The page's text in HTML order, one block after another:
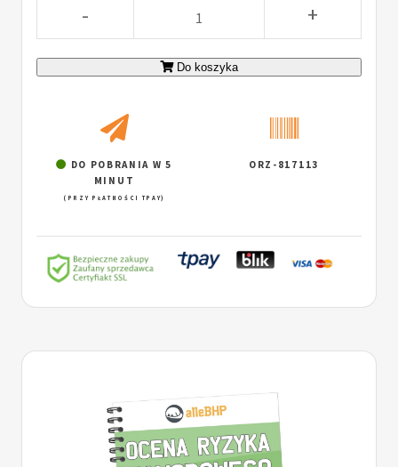
- +
Do koszyka
DO POBRANIA W 5
MINUT
(PRZY PŁATNOŚCI TPAY)
ORZ-817113